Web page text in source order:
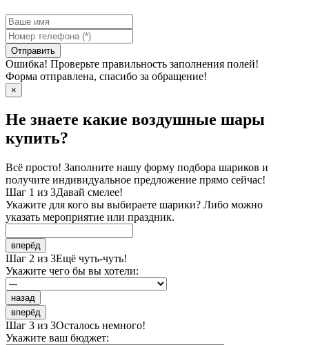
Отправить
Ошибка! Проверьте правильность заполнения полей!
Форма отправлена, спасибо за обращение!
×
Не знаете какие воздушные шары
купить?
Всё просто! Заполните нашу форму подбора шариков и
получите индивидуальное предложение прямо сейчас!
Шаг 1 из 3Давай смелее!
Укажите для кого вы выбираете шарики? Либо можно
указать мероприятие или праздник.
вперёд
Шаг 2 из 3Ещё чуть-чуть!
Укажите чего бы вы хотели:
назад
вперёд
Шаг 3 из 3Осталось немного!
Укажите ваш бюджет: